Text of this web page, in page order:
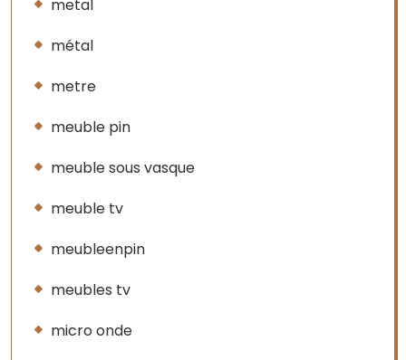
metal
métal
metre
meuble pin
meuble sous vasque
meuble tv
meubleenpin
meubles tv
micro onde